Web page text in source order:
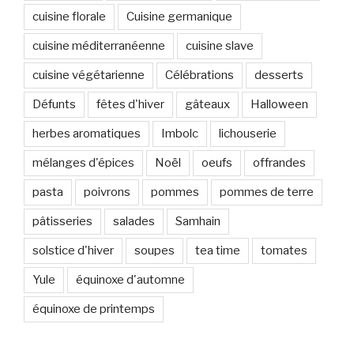
cuisine florale Cuisine germanique
cuisine méditerranéenne cuisine slave
cuisine végétarienne Célébrations desserts
Défunts fêtes d'hiver gâteaux Halloween
herbes aromatiques Imbolc lichouserie
mélanges d'épices Noël oeufs offrandes
pasta poivrons pommes pommes de terre
pâtisseries salades Samhain
solstice d'hiver soupes tea time tomates
Yule équinoxe d'automne
équinoxe de printemps